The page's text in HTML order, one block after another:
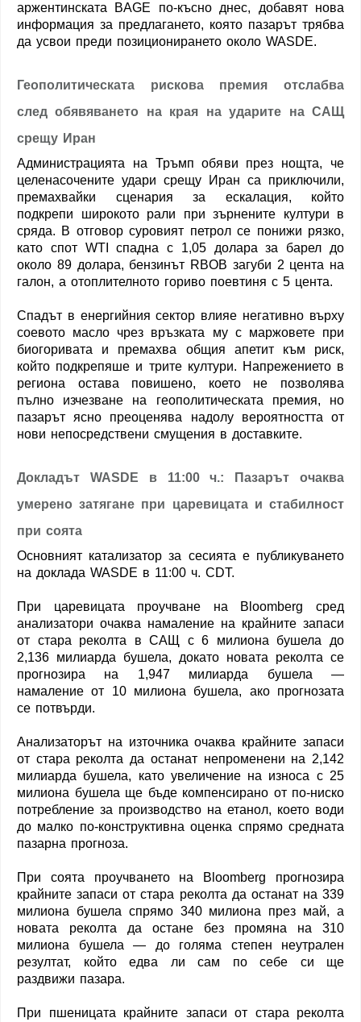
аржентинската BAGE по-късно днес, добавят нова
информация за предлагането, която пазарът трябва
да усвои преди позиционирането около WASDE.
Геополитическата рискова премия отслабва
след обявяването на края на ударите на САЩ
срещу Иран
Администрацията на Тръмп обяви през нощта, че
целенасочените удари срещу Иран са приключили,
премахвайки сценария за ескалация, който
подкрепи широкото рали при зърнените култури в
сряда. В отговор суровият петрол се понижи рязко,
като спот WTI спадна с 1,05 долара за барел до
около 89 долара, бензинът RBOB загуби 2 цента на
галон, а отоплителното гориво поевтиня с 5 цента.
Спадът в енергийния сектор влияе негативно върху
соевото масло чрез връзката му с маржовете при
биогоривата и премахва общия апетит към риск,
който подкрепяше и трите култури. Напрежението в
региона остава повишено, което не позволява
пълно изчезване на геополитическата премия, но
пазарът ясно преоценява надолу вероятността от
нови непосредствени смущения в доставките.
Докладът WASDE в 11:00 ч.: Пазарът очаква
умерено затягане при царевицата и стабилност
при соята
Основният катализатор за сесията е публикуването
на доклада WASDE в 11:00 ч. CDT.
При царевицата проучване на Bloomberg сред
анализатори очаква намаление на крайните запаси
от стара реколта в САЩ с 6 милиона бушела до
2,136 милиарда бушела, докато новата реколта се
прогнозира на 1,947 милиарда бушела —
намаление от 10 милиона бушела, ако прогнозата
се потвърди.
Анализаторът на източника очаква крайните запаси
от стара реколта да останат непроменени на 2,142
милиарда бушела, като увеличение на износа с 25
милиона бушела ще бъде компенсирано от по-ниско
потребление за производство на етанол, което води
до малко по-конструктивна оценка спрямо средната
пазарна прогноза.
При соята проучването на Bloomberg прогнозира
крайните запаси от стара реколта да останат на 339
милиона бушела спрямо 340 милиона през май, а
новата реколта да остане без промяна на 310
милиона бушела — до голяма степен неутрален
резултат, който едва ли сам по себе си ще
раздвижи пазара.
При пшеницата крайните запаси от стара реколта